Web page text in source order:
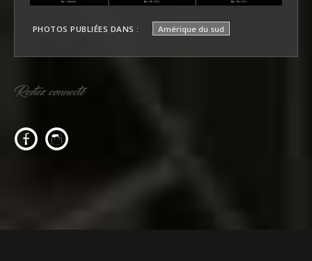
PHOTOS PUBLIÉES DANS : Amérique du sud
Restez connecté
c f